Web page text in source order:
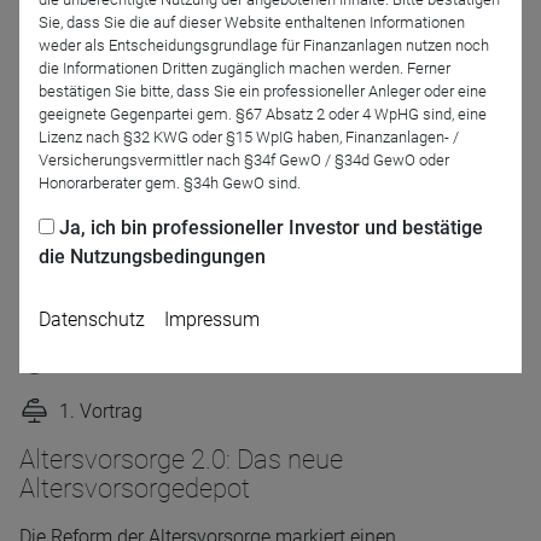
Begrüßung & Ausblick auf das Programm
Björn Drescher
Vorstand
1. Vortrag
Altersvorsorge 2.0: Das neue
Altersvorsorgedepot
Sie, dass Sie die auf dieser Website enthaltenen Informationen
weder als Entscheidungsgrundlage für Finanzanlagen nutzen noch
die Informationen Dritten zugänglich machen werden. Ferner
bestätigen Sie bitte, dass Sie ein professioneller Anleger oder eine
geeignete Gegenpartei gem. §67 Absatz 2 oder 4 WpHG sind, eine
Lizenz nach §32 KWG oder §15 WpIG haben, Finanzanlagen- /
Versicherungsvermittler nach §34f GewO / §34d GewO oder
Honorarberater gem. §34h GewO sind.
Ja, ich bin professioneller Investor und bestätige
die Nutzungsbedingungen
Datenschutz Impressum